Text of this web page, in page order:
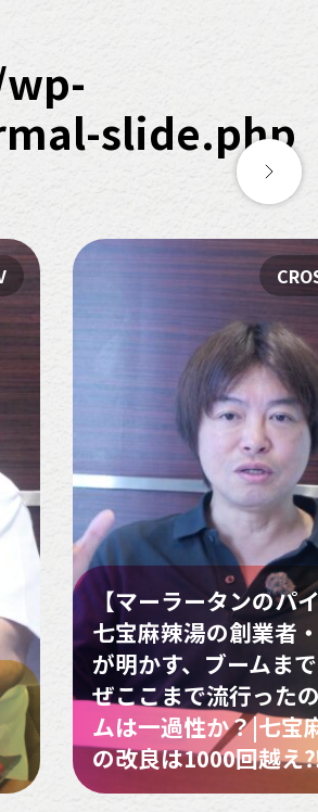
slide.php
【マーラータンのパ
七宝麻辣湯の創業者
が明かす、ブームま
ぜここまで流行った
ムは一過性か？|七宝
の改良は1000回越え